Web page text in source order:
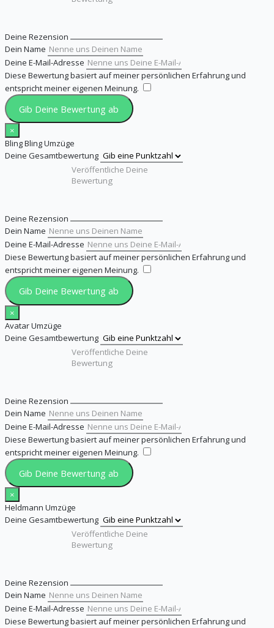
Deine Rezension
Dein Name
Deine E-Mail-Adresse
Diese Bewertung basiert auf meiner persönlichen Erfahrung und
entspricht meiner eigenen Meinung.
Gib Deine Bewertung ab
×
Bling Bling Umzüge
Deine Gesamtbewertung
Deine Rezension
Dein Name
Deine E-Mail-Adresse
Diese Bewertung basiert auf meiner persönlichen Erfahrung und
entspricht meiner eigenen Meinung.
Gib Deine Bewertung ab
×
Avatar Umzüge
Deine Gesamtbewertung
Deine Rezension
Dein Name
Deine E-Mail-Adresse
Diese Bewertung basiert auf meiner persönlichen Erfahrung und
entspricht meiner eigenen Meinung.
Gib Deine Bewertung ab
×
Heldmann Umzüge
Deine Gesamtbewertung
Deine Rezension
Dein Name
Deine E-Mail-Adresse
Diese Bewertung basiert auf meiner persönlichen Erfahrung und